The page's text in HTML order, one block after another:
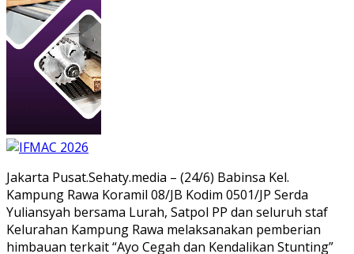
Jakarta Pusat.Sehaty.media – (24/6) Babinsa Kel.
Kampung Rawa Koramil 08/JB Kodim 0501/JP Serda
Yuliansyah bersama Lurah, Satpol PP dan seluruh staf
Kelurahan Kampung Rawa melaksanakan pemberian
himbauan terkait “Ayo Cegah dan Kendalikan Stunting”